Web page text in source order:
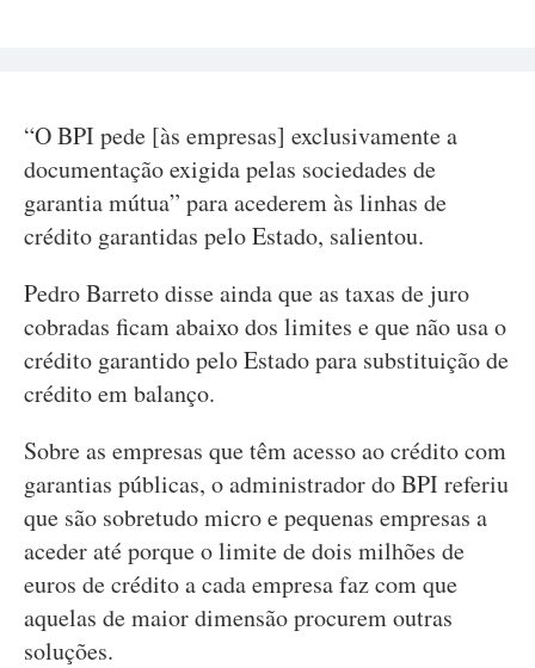
“O BPI pede [às empresas] exclusivamente a
documentação exigida pelas sociedades de
garantia mútua” para acederem às linhas de
crédito garantidas pelo Estado, salientou.
Pedro Barreto disse ainda que as taxas de juro
cobradas ficam abaixo dos limites e que não usa o
crédito garantido pelo Estado para substituição de
crédito em balanço.
Sobre as empresas que têm acesso ao crédito com
garantias públicas, o administrador do BPI referiu
que são sobretudo micro e pequenas empresas a
aceder até porque o limite de dois milhões de
euros de crédito a cada empresa faz com que
aquelas de maior dimensão procurem outras
soluções.